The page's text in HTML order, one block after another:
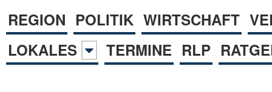
REGION POLITIK WIRTSCHAFT
LOKALES
TERMINE RLP